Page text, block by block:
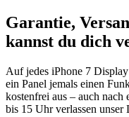
Garantie,
kannst du dich
Auf jedes iPhone 7
ein Panel jemals einen
kostenfrei aus – auch nach
bis 15 Uhr verlassen unser